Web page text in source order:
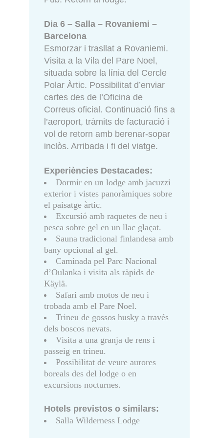
Dia 6 – Salla – Rovaniemi –
Barcelona
Esmorzar i trasllat a Rovaniemi.
Visita a la Vila del Pare Noel,
situada sobre la línia del Cercle
Polar Àrtic. Possibilitat d’enviar
cartes des de l’Oficina de
Correus oficial. Continuació fins a
l’aeroport, tràmits de facturació i
vol de retorn amb berenar-sopar
inclòs. Arribada i fi del viatge.
Experiències Destacades:
Dormir en un lodge amb jacuzzi
exterior i vistes panoràmiques sobre
el paisatge àrtic.
Excursió amb raquetes de neu i
pesca sobre gel en un llac glaçat.
Sauna tradicional finlandesa amb
bany opcional al gel.
Caminada pel Parc Nacional
d’Oulanka i visita als ràpids de
Käylä.
Safari amb motos de neu i
trobada amb el Pare Noel.
Trineu de gossos husky a través
dels boscos nevats.
Visita a una granja de rens i
passeig en trineu.
Possibilitat de veure aurores
boreals des del lodge o en
excursions nocturnes.
Hotels previstos o similars:
Salla Wilderness Lodge